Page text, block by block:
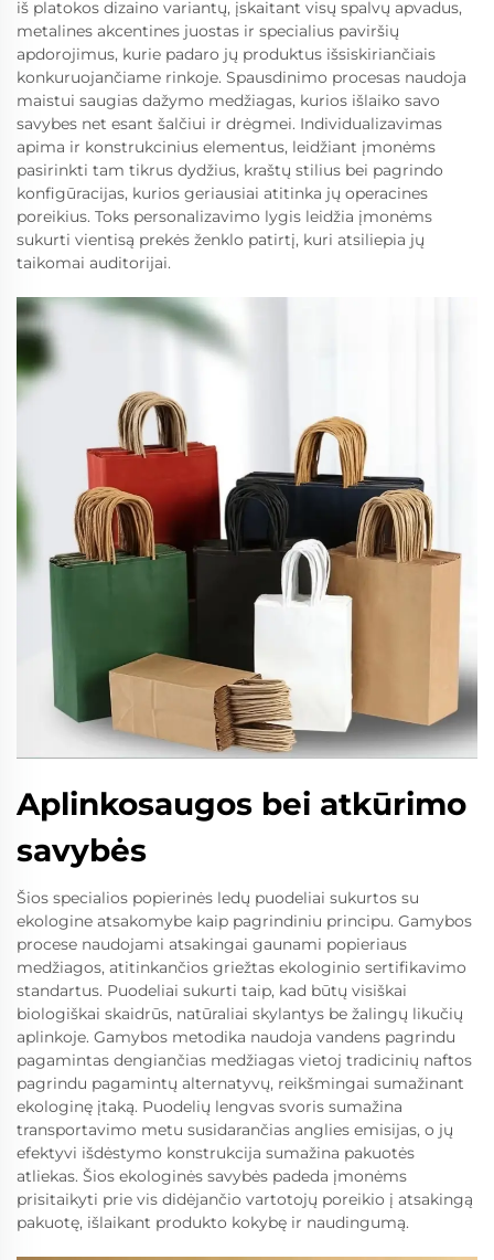
iš platokos dizaino variantų, įskaitant visų spalvų apvadus,
metalines akcentines juostas ir specialius paviršių
apdorojimus, kurie padaro jų produktus išsiskiriančiais
konkuruojančiame rinkoje. Spausdinimo procesas naudoja
maistui saugias dažymo medžiagas, kurios išlaiko savo
savybes net esant šalčiui ir drėgmei. Individualizavimas
apima ir konstrukcinius elementus, leidžiant įmonėms
pasirinkti tam tikrus dydžius, kraštų stilius bei pagrindo
konfigūracijas, kurios geriausiai atitinka jų operacines
poreikius. Toks personalizavimo lygis leidžia įmonėms
sukurti vientisą prekės ženklo patirtį, kuri atsiliepia jų
taikomai auditorijai.
Aplinkosaugos bei atkūrimo
savybės
Šios specialios popierinės ledų puodeliai sukurtos su
ekologine atsakomybe kaip pagrindiniu principu. Gamybos
procese naudojami atsakingai gaunami popieriaus
medžiagos, atitinkančios griežtas ekologinio sertifikavimo
standartus. Puodeliai sukurti taip, kad būtų visiškai
biologiškai skaidrūs, natūraliai skylantys be žalingų likučių
aplinkoje. Gamybos metodika naudoja vandens pagrindu
pagamintas dengiančias medžiagas vietoj tradicinių naftos
pagrindu pagamintų alternatyvų, reikšmingai sumažinant
ekologinę įtaką. Puodelių lengvas svoris sumažina
transportavimo metu susidarančias anglies emisijas, o jų
efektyvi išdėstymo konstrukcija sumažina pakuotės
atliekas. Šios ekologinės savybės padeda įmonėms
prisitaikyti prie vis didėjančio vartotojų poreikio į atsakingą
pakuotę, išlaikant produkto kokybę ir naudingumą.